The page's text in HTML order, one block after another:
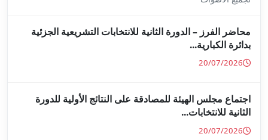
للانتخابات التشريعية الجزئية
على النتائج الأولية للدورة